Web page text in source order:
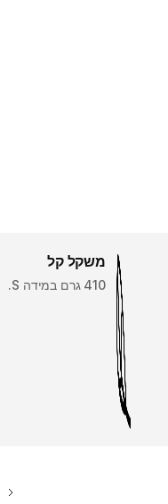
משקל קל
410 גרם במידה S.